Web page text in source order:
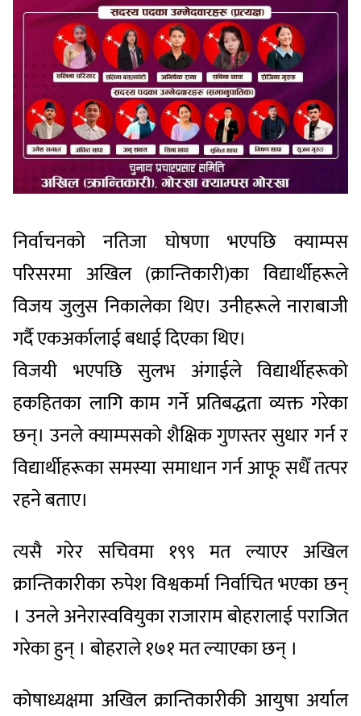
निर्वाचनको नतिजा घोषणा भएपछि क्याम्पस
परिसरमा अखिल (क्रान्तिकारी)का विद्यार्थीहरूले
विजय जुलुस निकालेका थिए। उनीहरूले नाराबाजी
गर्दै एकअर्कालाई बधाई दिएका थिए।
विजयी भएपछि सुलभ अंगाईले विद्यार्थीहरूको
हकहितका लागि काम गर्ने प्रतिबद्धता व्यक्त गरेका
छन्। उनले क्याम्पसको शैक्षिक गुणस्तर सुधार गर्न र
विद्यार्थीहरूका समस्या समाधान गर्न आफू सधैँ तत्पर
रहने बताए।
त्यसै गरेर सचिवमा १९९ मत ल्याएर अखिल
क्रान्तिकारीका रुपेश विश्वकर्मा निर्वाचित भएका छन्
। उनले अनेरास्ववियुका राजाराम बोहरालाई पराजित
गरेका हुन् । बोहराले १७१ मत ल्याएका छन् ।
कोषाध्यक्षमा अखिल क्रान्तिकारीकी आयुषा अर्याल